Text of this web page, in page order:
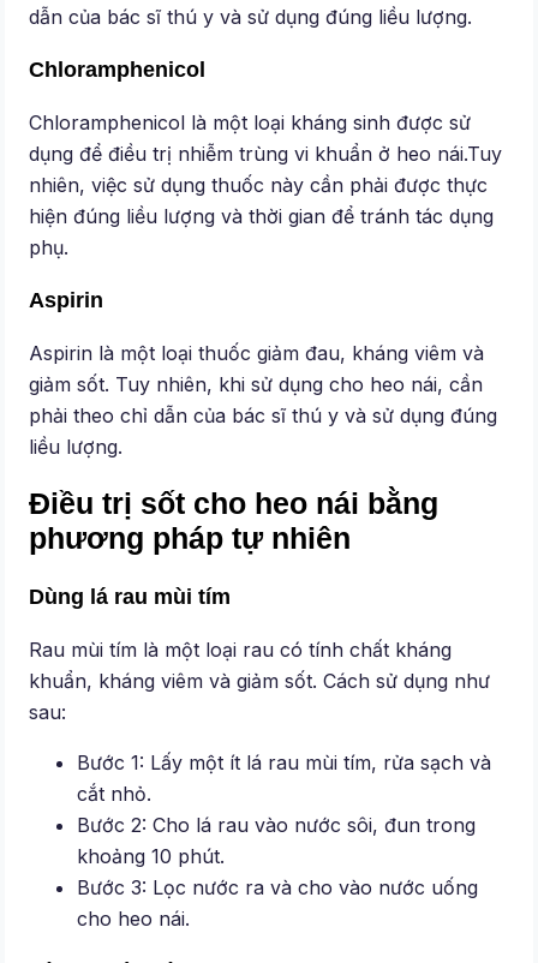
dẫn của bác sĩ thú y và sử dụng đúng liều lượng.
Chloramphenicol
Chloramphenicol là một loại kháng sinh được sử
dụng để điều trị nhiễm trùng vi khuẩn ở heo nái.Tuy
nhiên, việc sử dụng thuốc này cần phải được thực
hiện đúng liều lượng và thời gian để tránh tác dụng
phụ.
Aspirin
Aspirin là một loại thuốc giảm đau, kháng viêm và
giảm sốt. Tuy nhiên, khi sử dụng cho heo nái, cần
phải theo chỉ dẫn của bác sĩ thú y và sử dụng đúng
liều lượng.
Điều trị sốt cho heo nái bằng
phương pháp tự nhiên
Dùng lá rau mùi tím
Rau mùi tím là một loại rau có tính chất kháng
khuẩn, kháng viêm và giảm sốt. Cách sử dụng như
sau:
Bước 1: Lấy một ít lá rau mùi tím, rửa sạch và
cắt nhỏ.
Bước 2: Cho lá rau vào nước sôi, đun trong
khoảng 10 phút.
Bước 3: Lọc nước ra và cho vào nước uống
cho heo nái.